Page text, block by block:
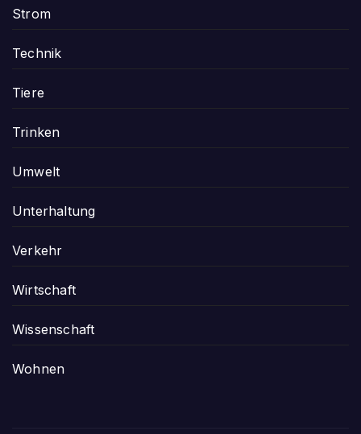
Strom
Technik
Tiere
Trinken
Umwelt
Unterhaltung
Verkehr
Wirtschaft
Wissenschaft
Wohnen